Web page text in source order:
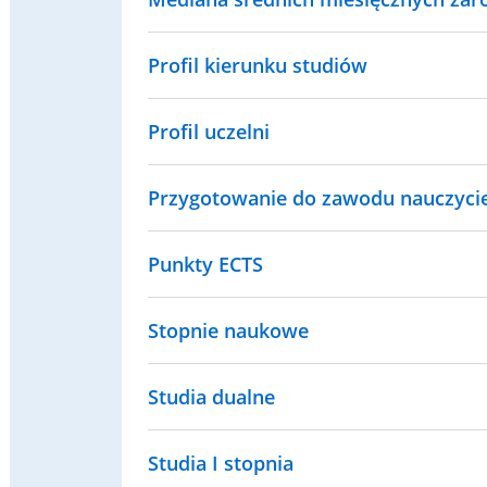
Profil kierunku studiów
Profil uczelni
Przygotowanie do zawodu
Punkty ECTS
Stopnie naukowe
Studia dualne
Studia I stopnia